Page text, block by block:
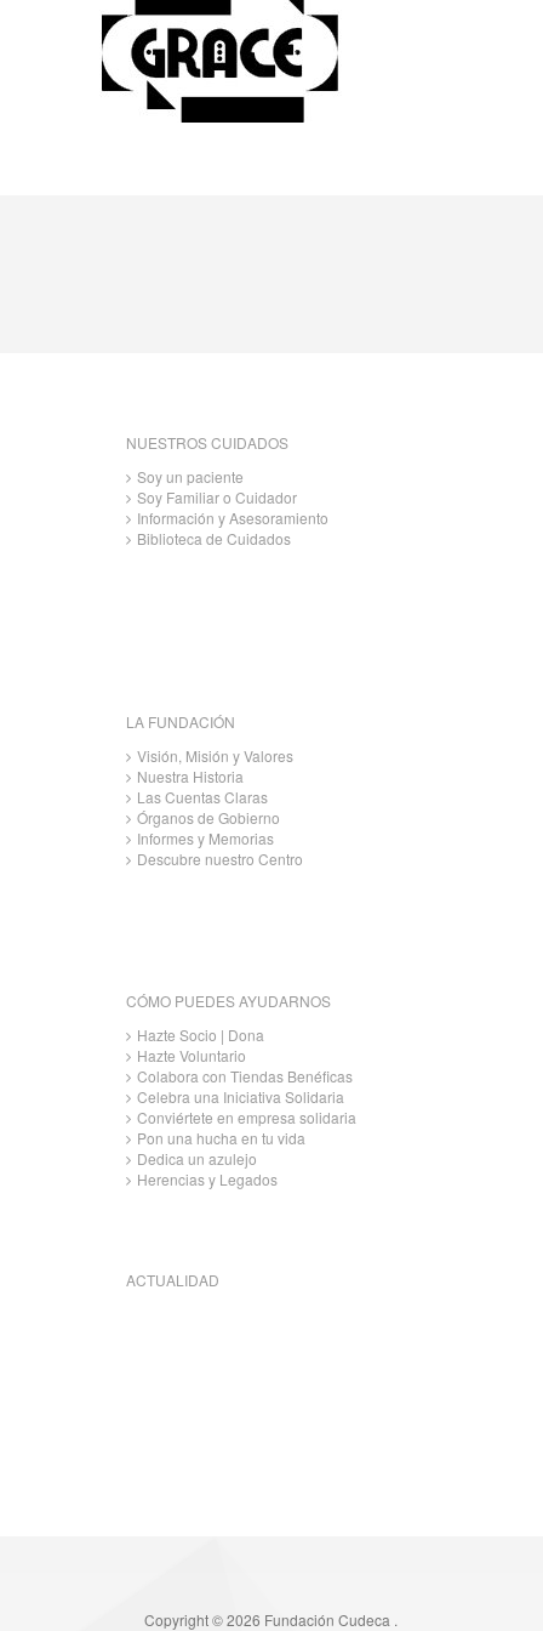
NUESTROS CUIDADOS
Soy un paciente
Soy Familiar o Cuidador
Información y Asesoramiento
Biblioteca de Cuidados
LA FUNDACIÓN
Visión, Misión y Valores
Nuestra Historia
Las Cuentas Claras
Órganos de Gobierno
Informes y Memorias
Descubre nuestro Centro
CÓMO PUEDES AYUDARNOS
Hazte Socio | Dona
Hazte Voluntario
Colabora con Tiendas Benéficas
Celebra una Iniciativa Solidaria
Conviértete en empresa solidaria
Pon una hucha en tu vida
Dedica un azulejo
Herencias y Legados
ACTUALIDAD
Copyright © 2026 Fundación Cudeca .